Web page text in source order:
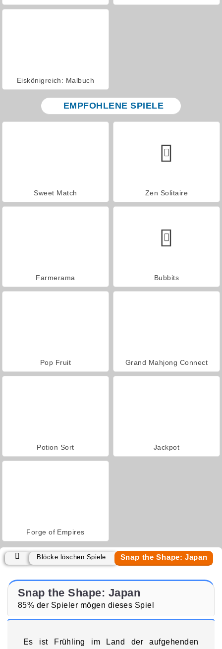
Eiskönigreich: Malbuch
EMPFOHLENE SPIELE
Sweet Match Zen Solitaire
Farmerama Bubbits
Pop Fruit Grand Mahjong Connect
Potion Sort Jackpot
Forge of Empires
Blöcke löschen Spiele Snap the Shape: Japan
Snap the Shape: Japan
85% der Spieler mögen dieses Spiel
Es ist Frühling im Land der aufgehenden